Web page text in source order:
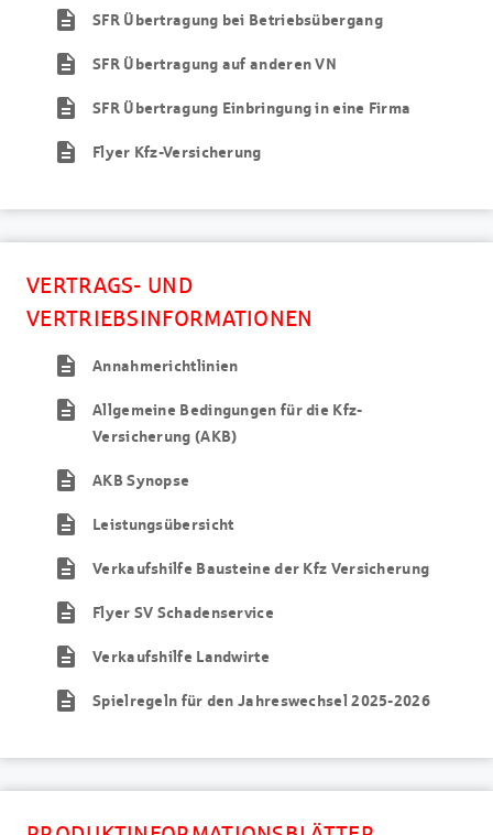
description
SFR Übertragung bei Betriebsübergang
description SFR Übertragung auf anderen VN
description SFR Übertragung Einbringung in eine Firma
description Flyer Kfz-Versicherung
VERTRAGS- UND
VERTRIEBSINFORMATIONEN
description
Annahmerichtlinien
description
Allgemeine Bedingungen für die Kfz-
Versicherung (AKB)
description AKB Synopse
description Leistungsübersicht
description Verkaufshilfe Bausteine der Kfz Versicherung
description Flyer SV Schadenservice
description Verkaufshilfe Landwirte
description Spielregeln für den Jahreswechsel 2025-2026